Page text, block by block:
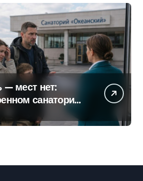
— мест нет:
санатории